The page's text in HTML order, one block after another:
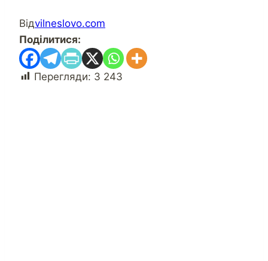
Відvilneslovo.com
Поділитися:
Перегляди: 3 243